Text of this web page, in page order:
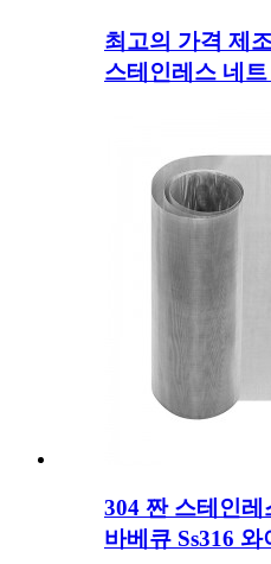
최고의 가격 제
스테인레스 네트
304 짠 스테인
바베큐 Ss316 와